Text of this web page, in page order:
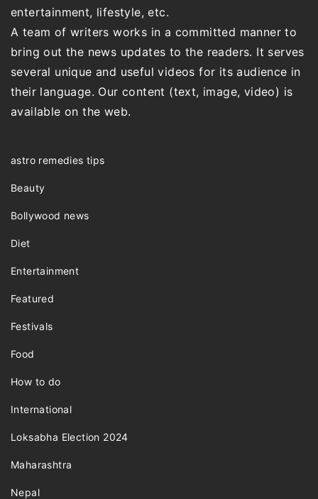
entertainment, lifestyle, etc.
A team of writers works in a committed manner to
bring out the news updates to the readers. It serves
several unique and useful videos for its audience in
their language. Our content (text, image, video) is
available on the web.
astro remedies tips
Beauty
Bollywood news
Diet
Entertainment
Featured
Festivals
Food
How to do
International
Loksabha Election 2024
Maharashtra
Nepal